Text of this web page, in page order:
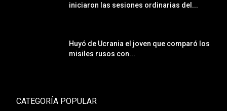
iniciaron las sesiones ordinarias del...
Huyó de Ucrania el joven que comparó los
misiles rusos con...
CATEGORÍA POPULAR